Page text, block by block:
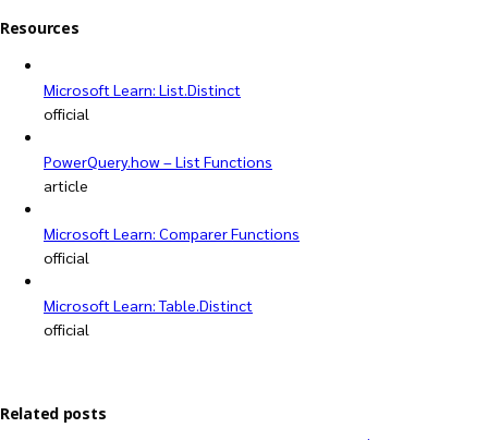
Resources
Microsoft Learn: List.Distinct
official
PowerQuery.how – List Functions
article
Microsoft Learn: Comparer Functions
official
Microsoft Learn: Table.Distinct
official
Related posts